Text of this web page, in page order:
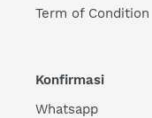
Term of Condition
Konfirmasi
Whatsapp